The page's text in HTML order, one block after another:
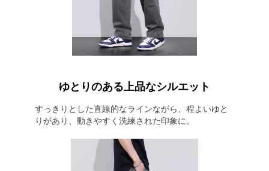
ゆとりのある上品なシルエット
すっきりとした直線的なラインながら、程よいゆと
りがあり、動きやすく洗練された印象に。